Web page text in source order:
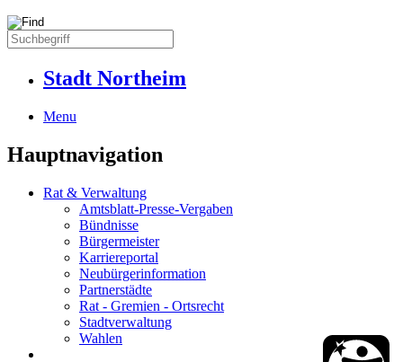
Stadt Northeim
Menu
Hauptnavigation
Rat & Verwaltung
Amtsblatt-Presse-Vergaben
Bündnisse
Bürgermeister
Karriereportal
Neubürgerinformation
Partnerstädte
Rat - Gremien - Ortsrecht
Stadtverwaltung
Wahlen